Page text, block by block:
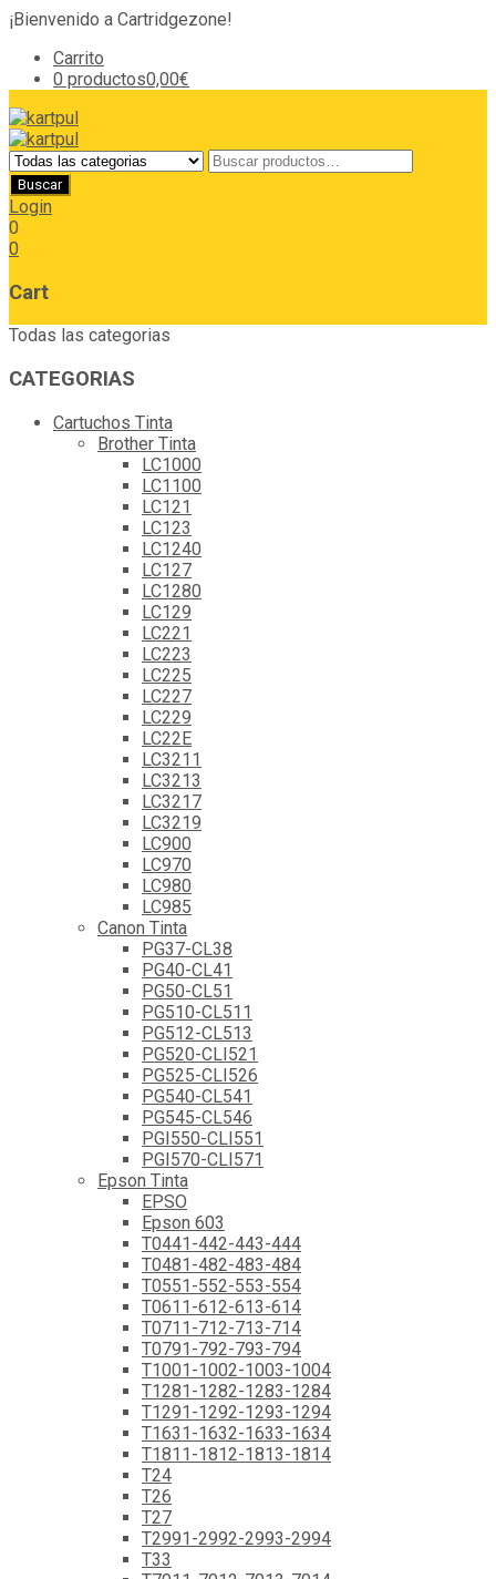
¡Bienvenido a Cartridgezone!
Carrito
0 productos0,00€
Login
0
0
Cart
Todas las categorias
CATEGORIAS
Cartuchos Tinta
Brother Tinta
LC1000
LC1100
LC121
LC123
LC1240
LC127
LC1280
LC129
LC221
LC223
LC225
LC227
LC229
LC22E
LC3211
LC3213
LC3217
LC3219
LC900
LC970
LC980
LC985
Canon Tinta
PG37-CL38
PG40-CL41
PG50-CL51
PG510-CL511
PG512-CL513
PG520-CLI521
PG525-CLI526
PG540-CL541
PG545-CL546
PGI550-CLI551
PGI570-CLI571
Epson Tinta
EPSO
Epson 603
T0441-442-443-444
T0481-482-483-484
T0551-552-553-554
T0611-612-613-614
T0711-712-713-714
T0791-792-793-794
T1001-1002-1003-1004
T1281-1282-1283-1284
T1291-1292-1293-1294
T1631-1632-1633-1634
T1811-1812-1813-1814
T24
T26
T27
T2991-2992-2993-2994
T33